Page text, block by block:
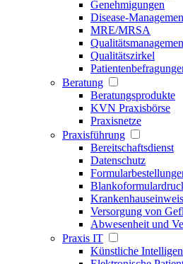
Genehmigungen
Disease-
MRE/MRSA
Qualitätszirkel
Beratung
Beratungsprodukte
KVN Praxisbörse
Praxisnetze
Praxisführung
Bereitschaftsdienst
Datenschutz
Versorgung von
Abwesenheit und
Praxis IT
Künstliche